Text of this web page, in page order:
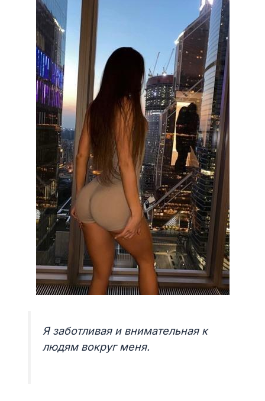
Я заботливая и внимательная к
людям вокруг меня.